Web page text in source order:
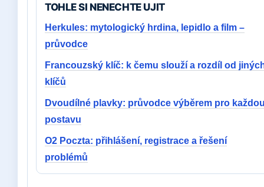
TOHLE SI NENECHTE UJIT
Herkules: mytologický hrdina, lepidlo a film –
průvodce
Francouzský klíč: k čemu slouží a rozdíl od
klíčů
Dvoudílné plavky: průvodce výběrem pro
postavu
O2 Poczta: přihlášení, registrace a řešení
problémů